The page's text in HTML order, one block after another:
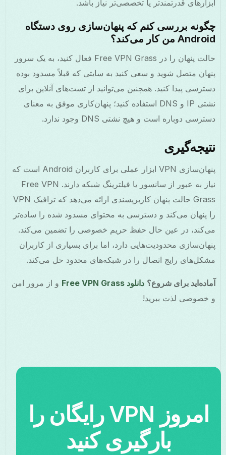
ابزارهای قدرتمندتر یا تخصصی‌تر نیاز باشد.
چگونه بررسی کنم که پنهان‌سازی روی دستگاه
Android من کار می‌کند؟
حالت پنهان را در Free VPN Grass فعال کنید، به یک سرور
پنهان متصل شوید و سعی کنید به سایتی که قبلاً مسدود بوده
دسترسی پیدا کنید. همچنین می‌توانید از تست‌های آنلاین برای
نشتی IP و DNS استفاده کنید؛ پنهان‌کاری موفق به معنای
دسترسی دوباره است و هیچ نشتی DNS وجود ندارد.
نتیجه‌گیری
پنهان‌سازی VPN ابزار عملی برای کاربران Android است که
نیاز به عبور از سانسور یا فیلترینگ شبکه دارند. Free VPN
Grass حالت پنهان کاربرپسندی ارائه می‌دهد که ترافیک VPN
را پنهان می‌کند و دسترسی به محتوای مسدود شده را ساده‌تر
می‌کند، در عین حال حفظ حریم خصوصی را تضمین می‌کند.
پنهان‌سازی محدودیت‌هایی دارد، اما برای بسیاری از کاربران
مشکل‌های رایج اتصال را در شبکه‌های محدود حل می‌کند.
آماده‌اید برای شروع؟ دانلود Free VPN Grass
و از مرور امن
و خصوصی لذت ببرید!
امروز VPN رایگان را
بارگیری کنید